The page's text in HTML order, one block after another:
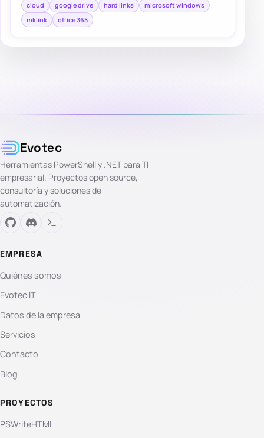
cloud google drive hard links
microsoft windows
mklink
office 365
Evotec
Herramientas PowerShell y .NET para TI
empresarial. Proyectos open source,
consultoría y soluciones de
automatización.
EMPRESA
Quiénes somos
Evotec IT
Datos de la empresa
Servicios
Contacto
Blog
PROYECTOS
PSWriteHTML